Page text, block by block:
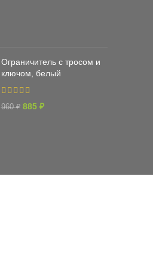
Ограничитель с тросом и
ключом, белый
960₽ 885 ₽